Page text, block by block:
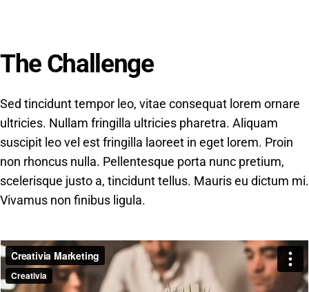
The Challenge
Sed tincidunt tempor leo, vitae consequat lorem ornare
ultricies. Nullam fringilla ultricies pharetra. Aliquam
suscipit leo vel est fringilla laoreet in eget lorem. Proin
non rhoncus nulla. Pellentesque porta nunc pretium,
scelerisque justo a, tincidunt tellus. Mauris eu dictum mi.
Vivamus non finibus ligula.